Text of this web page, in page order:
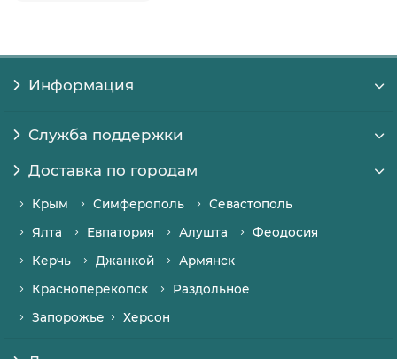
Информация
Служба поддержки
Доставка по городам
Крым Симферополь
Севастополь
Ялта
Евпатория Алушта
Феодосия
Керчь
Джанкой
Армянск
Красноперекопск
Раздольное
Запорожье
Херсон